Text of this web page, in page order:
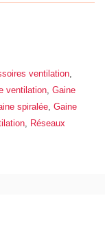
ventilation
ventilation Gaine
spiralée Gaine
Réseaux